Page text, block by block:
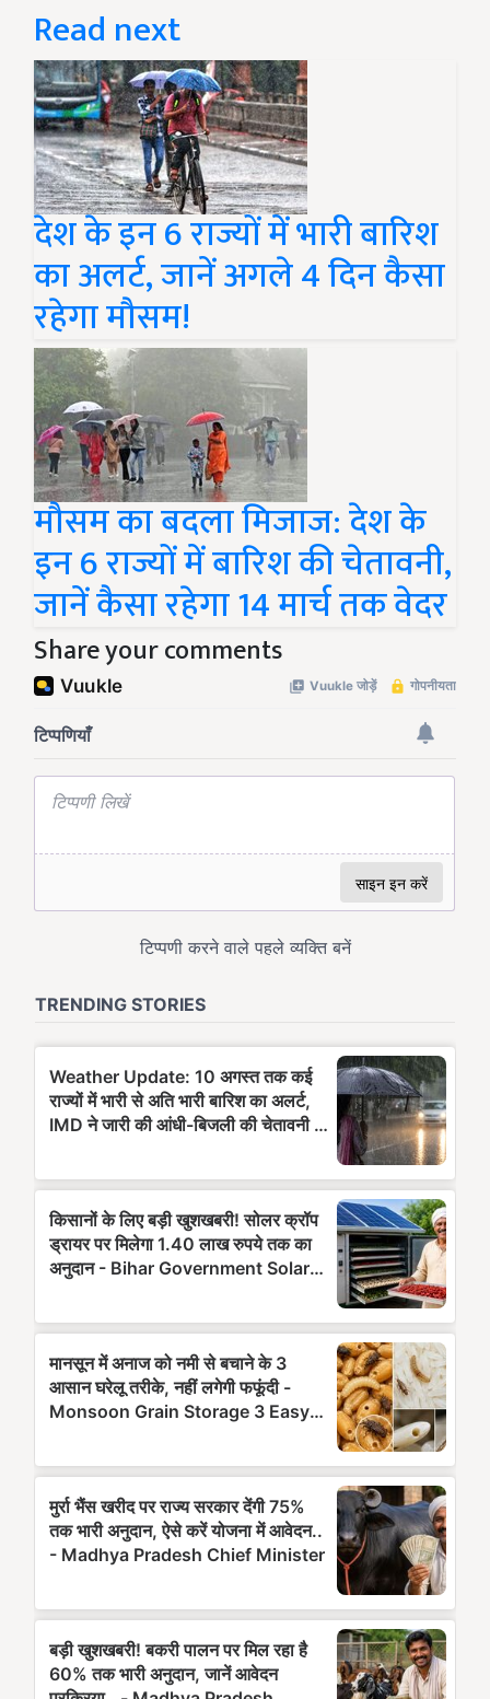
Read next
देश के इन 6 राज्यों में भारी बारिश
का अलर्ट, जानें अगले 4 दिन कैसा
रहेगा मौसम!
मौसम का बदला मिजाज: देश के
इन 6 राज्यों में बारिश की चेतावनी,
जानें कैसा रहेगा 14 मार्च तक वेदर
Share your comments